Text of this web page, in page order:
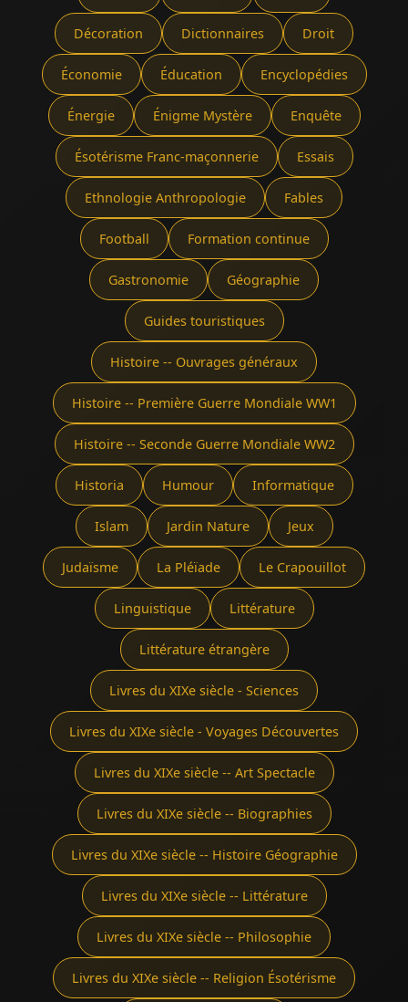
Décoration Dictionnaires Droit
Économie Éducation Encyclopédies
Énergie Énigme Mystère Enquête
Ésotérisme Franc-maçonnerie Essais
Ethnologie Anthropologie Fables
Football Formation continue
Gastronomie Géographie
Guides touristiques
Histoire -- Ouvrages généraux
Histoire -- Première Guerre Mondiale WW1
Histoire -- Seconde Guerre Mondiale WW2
Historia Humour Informatique
Islam Jardin Nature Jeux
Judaïsme La Pléïade Le Crapouillot
Linguistique Littérature
Littérature étrangère
Livres du XIXe siècle - Sciences
Livres du XIXe siècle - Voyages Découvertes
Livres du XIXe siècle -- Art Spectacle
Livres du XIXe siècle -- Biographies
Livres du XIXe siècle -- Histoire Géographie
Livres du XIXe siècle -- Littérature
Livres du XIXe siècle -- Philosophie
Livres du XIXe siècle -- Religion Ésotérisme